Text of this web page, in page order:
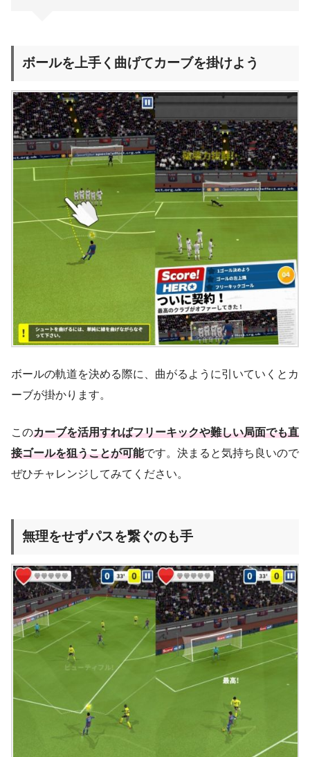
ボールを上手く曲げてカーブを掛けよう
ボールの軌道を決める際に、曲がるように引いていくとカ
ーブが掛かります。
このカーブを活用すればフリーキックや難しい局面でも直
接ゴールを狙うことが可能です。決まると気持ち良いので
ぜひチャレンジしてみてください。
無理をせずパスを繋ぐのも手